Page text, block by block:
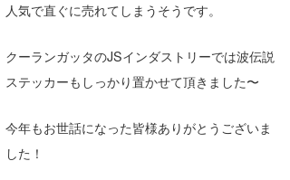
人気で直ぐに売れてしまうそうです。
クーランガッタのJSインダストリーでは波伝説
ステッカーもしっかり置かせて頂きました〜
今年もお世話になった皆様ありがとうございま
した！